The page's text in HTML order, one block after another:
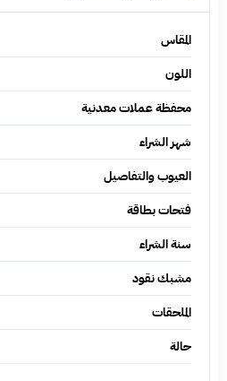
المقاس
اللون
محفظة عملات معدنية
شهر الشراء
العيوب والتفاصيل
فتحات بطاقة
سنة الشراء
مشبك نقود
الملحقات
حالة